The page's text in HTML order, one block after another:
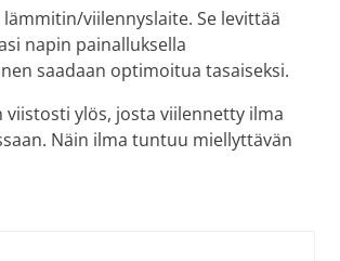
viilennyslaite. Se levittää
napin painalluksella
saadaan optimoitua tasaiseksi.
ylös, josta viilennetty ilma
Näin ilma tuntuu miellyttävän